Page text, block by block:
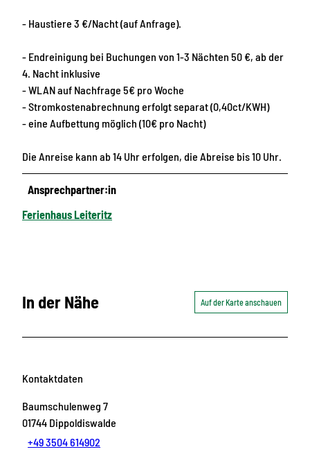
- Haustiere 3 €/Nacht (auf Anfrage).
- Endreinigung bei Buchungen von 1-3 Nächten 50 €, ab der
4. Nacht inklusive
- WLAN auf Nachfrage 5€ pro Woche
- Stromkostenabrechnung erfolgt separat (0,40ct/KWH)
- eine Aufbettung möglich (10€ pro Nacht)
Die Anreise kann ab 14 Uhr erfolgen, die Abreise bis 10 Uhr.
Ansprechpartner:in
Ferienhaus Leiteritz
In der Nähe Auf der Karte anschauen
Kontaktdaten
Baumschulenweg 7
01744 Dippoldiswalde
+49 3504 614902